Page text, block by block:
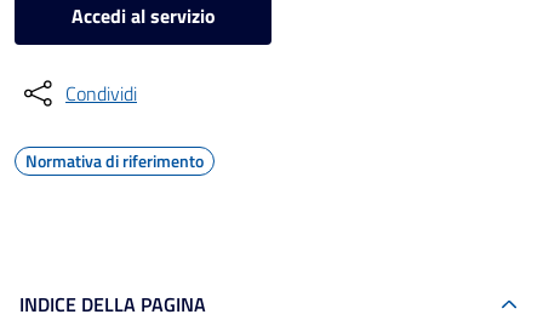
Accedi al servizio
Condividi
Normativa di riferimento
INDICE DELLA PAGINA